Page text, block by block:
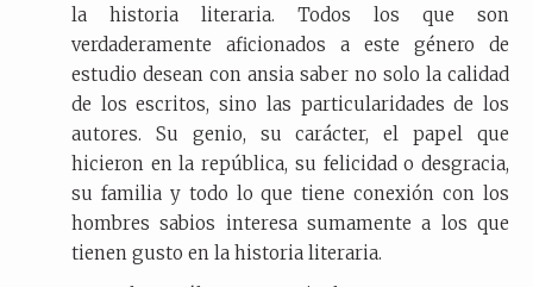
la historia literaria. Todos los que son
verdaderamente aficionados a este género de
estudio desean con ansia saber no solo la calidad
de los escritos, sino las particularidades de los
autores. Su genio, su carácter, el papel que
hicieron en la república, su felicidad o desgracia,
su familia y todo lo que tiene conexión con los
hombres sabios interesa sumamente a los que
tienen gusto en la historia literaria.